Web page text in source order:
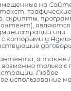
на
скрипты,
или
с которыми у
а также
только с
Любое
использование